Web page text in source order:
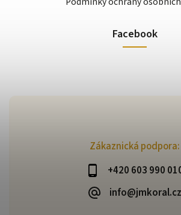
Zákaznická podpora:
+420 603 990
info@jmkoral.cz
Facebook